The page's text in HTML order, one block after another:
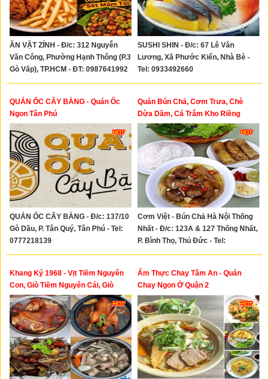
ĂN VẶT ZÍNH - Đ/c: 312 Nguyễn
Văn Công, Phường Hạnh Thông (P.3
Gò Vấp), TP.HCM - ĐT: 0987641992
- 0373106196
SUSHI SHIN - Đ/c: 67 Lê Văn
Lương, Xã Phước Kiển, Nhà Bè -
Tel: 0933492660
QUÁN ỐC CÂY BÀNG - Quán Ốc
Ngon Tân Phú
QUÁN ỐC CÂY BÀNG - Đ/c: 137/10
Gò Dầu, P. Tân Quý, Tân Phú - Tel:
0777218139
Quán Bún Chả, Cơm Trưa, Chè
Dừa Dầm, Cá Trắm Kho Riềng
Cơm Việt - Bún Chả Hà Nội Thống
Nhất - Đ/c: 123A & 127 Thống Nhất,
P. Bình Thọ, Thủ Đức - Tel:
0943720925 - 0913032474 -
Khang Ký 1968 - Vịt Tiềm Nguyên
Con, Giò Tiềm Nguyên Cái, Giò
Tiềm Khô, Gà Hấp Muối Hongkong,
Lẫu Xí Quách, Bao Tử Hầm Tiêu
Ẩm Thực Chay Tâm An - Quán
Chay Ngon Ở Quận 2